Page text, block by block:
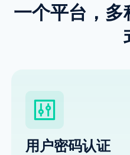
一个平台，
用户密码认证